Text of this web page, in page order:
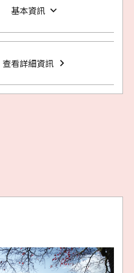
基本資訊
查看詳細資訊